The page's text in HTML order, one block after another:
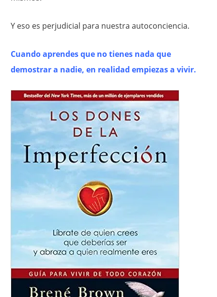
Y eso es perjudicial para nuestra autoconciencia.
Cuando aprendes que no tienes nada que
demostrar a nadie, en realidad empiezas a vivir.